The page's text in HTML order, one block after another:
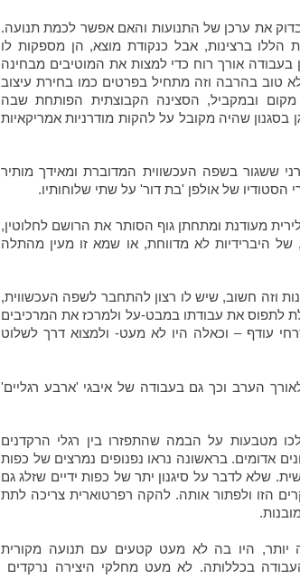
את ערכן של התנועות והאם אפשר לכמת תנועה.
ברצינות, אבל כנקודת מוצא, הן מספקות לו
בעבודה אורך רוח כדי למצות את המוטיבים מבחינה
טוב בהרבה וזה מתחיל בפרטים כמו בחירת עיצוב
ובמקביל, הסצינה הקבוצתית הפותחת שבה
שהיה מקובל על להקות מודרניות אמריקאיות
ששגור בשפה העכשווית המדוברת ומאידך מותיר
של אולפן 'בת דור' על שתי שלוחותיו.
מעודנת ומתחתן גוף הסותר את הרושם לחלוטין,
של היברידיות לא מדווחת, או שמא זו מעין מהתלה
וזה חשוב, שיש לו רצון להתחבר לשפה העכשווית,
לתפוס את עבודתו במבט-על ולמרכז את המרכיבים
עודף – וכאלה היו לא מעט- ולמצוא דרך לשלוט
הערב וכך גם בעבודה של איבגי 'ארבע רגליים'
מטבעות על הבמה שהתפזרו בין רגלי הרקדנים
אדומים. בראשונה נראו נפנופים נמרצים של כפות
שלא לדבר על סיגנון יתר של כפות ידיים שזלג גם
הזו ולפתור אותה. להקה רפרטוארית צריכה לתת
יותר, היו בה לא מעט קטעים עם תנועה מקורית
בכללותה. לא מעט מחלקי היצירה נרקדים